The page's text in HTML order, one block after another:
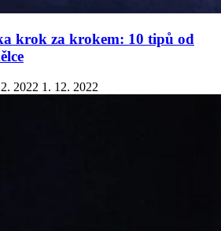
krok za krokem: 10 tipů od
2022 1. 12. 2022